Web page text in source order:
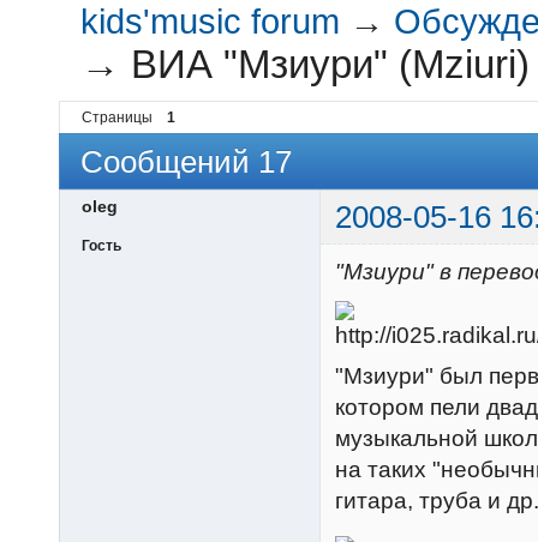
kids'music forum →
→ ВИА "Мзиури" (Mziuri)
Страницы 1
Сообщений 17
oleg 2008-05-16
Гость
"Мзиури" в
"Мзиури" был
котором пели
музыкальной
на таких
гитара, труба и др.